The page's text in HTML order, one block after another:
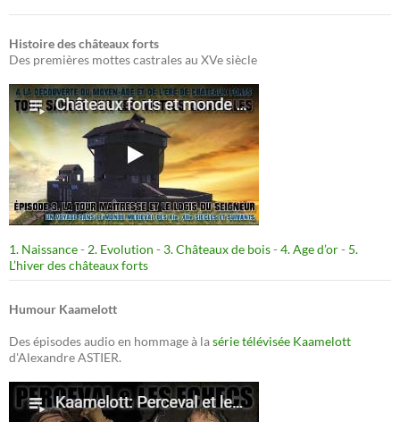
Histoire des châteaux forts
Des premières mottes castrales au XVe siècle
1. Naissance- 2. Evolution - 3. Châteaux de bois- 4. Age d’or- 5.
L’hiver des châteaux forts
Humour Kaamelott
Des épisodes audio en hommage à lasérie télévisée Kaamelott
d'Alexandre ASTIER.